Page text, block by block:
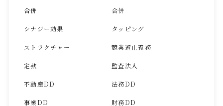
合併 合併
シナジー効果 タッピング
ストラクチャー 競業避止義務
定款 監査法人
不動産DD 法務DD
事業DD 財務DD